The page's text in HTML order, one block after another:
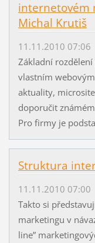
internetovém
Michal Krutiš
11.11.2010 07:06
Základní
vlastním
aktuality,
doporučit
Pro firmy je
Struktura
11.11.2010 07:00
Takto si
marketingu v
line”